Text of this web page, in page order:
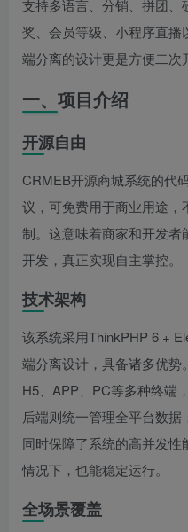
支持多语言、分销、拼团
奖、会员等级、小程序直
端分离的设计更是方便二次
一、项目介绍
开源自由
CRMEB开源商城系统的代
议，可免费用于商业用途，
制。这意味着商家和开发者
开发，真正实现自主掌控。
技术架构
该系统采用ThinkPHP 6 +
端分离设计，具备诸多优势
H5、APP、PC等多种终端
后端则统一管理全平台数据
同时保障了系统的高并发
情况下，也能稳定运行。
全场景覆盖